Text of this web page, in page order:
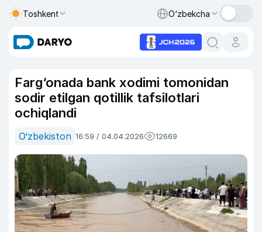
Toshkent O‘zbekcha
Farg‘onada bank xodimi tomonidan
sodir etilgan qotillik tafsilotlari
ochiqlandi
O‘zbekiston 16:59 / 04.04.2026 12669